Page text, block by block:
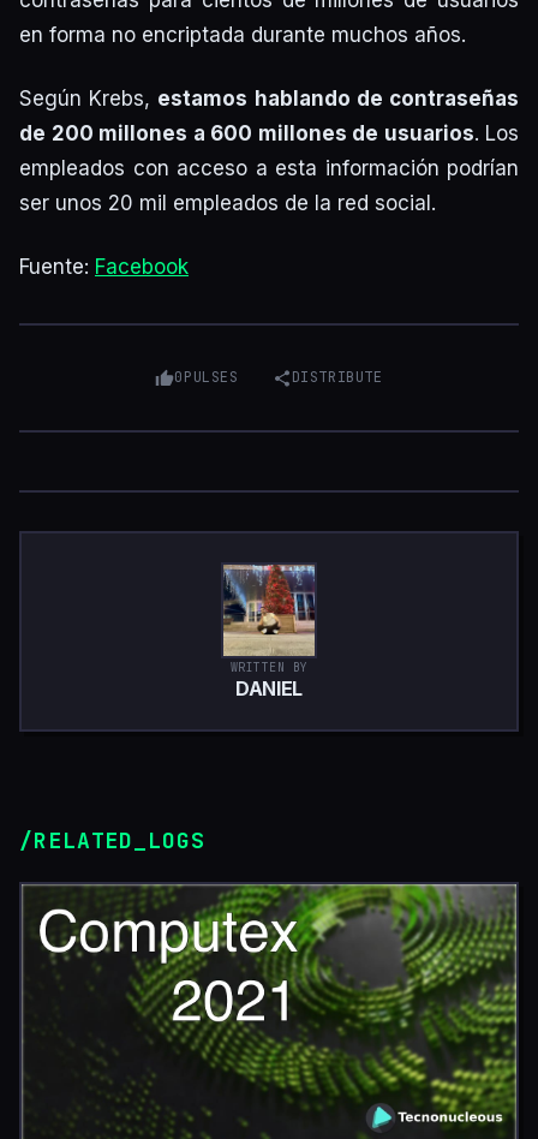
en forma no encriptada durante muchos años.
Según Krebs, estamos hablando de contraseñas
de 200 millones a 600 millones de usuarios. Los
empleados con acceso a esta información podrían
ser unos 20 mil empleados de la red social.
Fuente: Facebook
0PULSES DISTRIBUTE
WRITTEN BY
DANIEL
/RELATED_LOGS